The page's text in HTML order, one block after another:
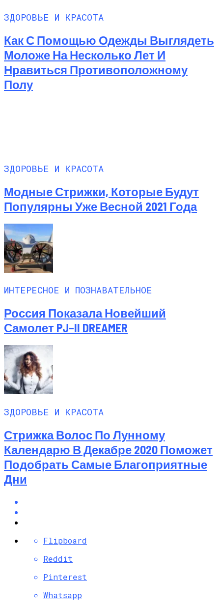
ЗДОРОВЬЕ И КРАСОТА
Как С Помощью Одежды Выглядеть
Моложе На Несколько Лет И
Нравиться Противоположному
Полу
ЗДОРОВЬЕ И КРАСОТА
Модные Стрижки, Которые Будут
Популярны Уже Весной 2021 Года
ИНТЕРЕСНОЕ И ПОЗНАВАТЕЛЬНОЕ
Россия Показала Новейший
Самолет PJ–II DREAMER
ЗДОРОВЬЕ И КРАСОТА
Стрижка Волос По Лунному
Календарю В Декабре 2020 Поможет
Подобрать Самые Благоприятные
Дни
Flipboard
Reddit
Pinterest
Whatsapp